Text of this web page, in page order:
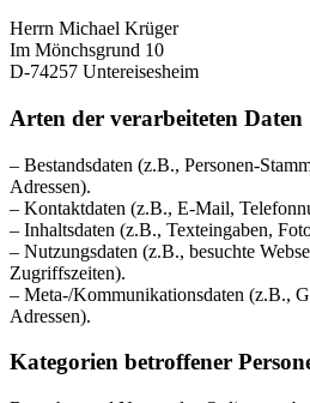
Herrn Michael Krüger
Im Mönchsgrund 10
D-74257 Untereisesheim
Arten der verarbeiteten Daten
– Bestandsdaten (z.B., Personen-
Adressen).
– Kontaktdaten (z.B., E-Mail,
– Inhaltsdaten (z.B., Texteingaben,
– Nutzungsdaten (z.B., besuchte
Zugriffszeiten).
– Meta-/Kommunikationsdaten (z.B.,
Adressen).
Kategorien betroffener